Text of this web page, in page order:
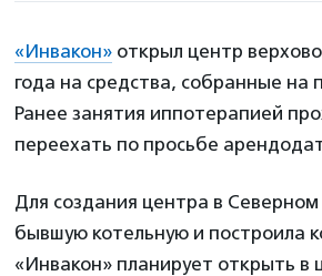
«Инвакон» открыл центр
года на средства, собранные
Ранее занятия иппотерапией
переехать по просьбе
Для создания центра в
бывшую котельную и построила
«Инвакон» планирует открыть в